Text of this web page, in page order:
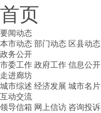
首页
要闻动态
本市动态 部门动态 区县动态
政务公开
市委工作 政府工作 信息公开
走进廊坊
城市综述 经济发展 城市名片
互动交流
领导信箱 网上信访 咨询投诉